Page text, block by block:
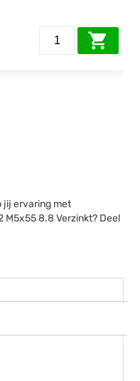
jij ervaring met
M5x55 8.8 Verzinkt? Deel